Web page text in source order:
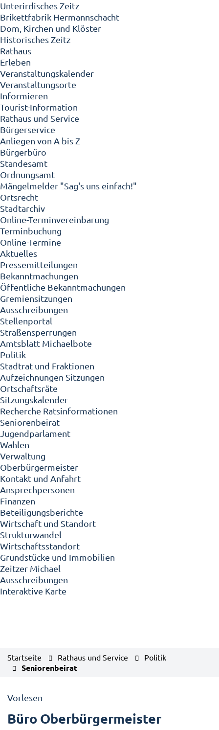
Unterirdisches Zeitz
Brikettfabrik Hermannschacht
Dom, Kirchen und Klöster
Historisches Zeitz
Rathaus
Erleben
Veranstaltungskalender
Veranstaltungsorte
Informieren
Tourist-Information
Rathaus und Service
Bürgerservice
Anliegen von A bis Z
Bürgerbüro
Standesamt
Ordnungsamt
Mängelmelder "Sag's uns einfach!"
Ortsrecht
Stadtarchiv
Online-Terminvereinbarung
Terminbuchung
Online-Termine
Aktuelles
Pressemitteilungen
Bekanntmachungen
Öffentliche Bekanntmachungen
Gremiensitzungen
Ausschreibungen
Stellenportal
Straßensperrungen
Amtsblatt Michaelbote
Politik
Stadtrat und Fraktionen
Aufzeichnungen Sitzungen
Ortschaftsräte
Sitzungskalender
Recherche Ratsinformationen
Seniorenbeirat
Jugendparlament
Wahlen
Verwaltung
Oberbürgermeister
Kontakt und Anfahrt
Ansprechpersonen
Finanzen
Beteiligungsberichte
Wirtschaft und Standort
Strukturwandel
Wirtschaftsstandort
Grundstücke und Immobilien
Zeitzer Michael
Ausschreibungen
Interaktive Karte
Startseite Rathaus und Service Politik
Seniorenbeirat
Vorlesen
Büro Oberbürgermeister